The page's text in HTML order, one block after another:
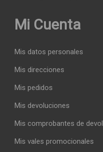
Mi Cuenta
Mis datos personales
Mis direcciones
Mis pedidos
Mis devoluciones
Mis comprobantes de
Mis vales promocionales